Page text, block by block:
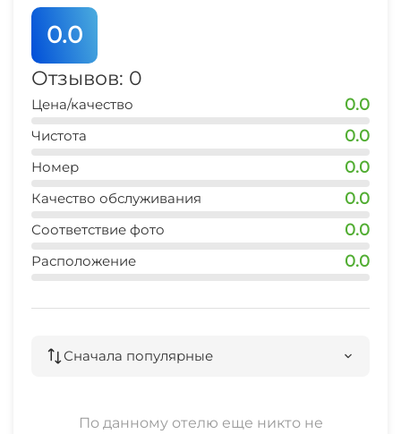
0.0
Отзывов: 0
Цена/качество 0.0
Чистота 0.0
Номер 0.0
Качество обслуживания 0.0
Соответствие фото 0.0
Расположение 0.0
Сначала популярные
По данному отелю еще никто не